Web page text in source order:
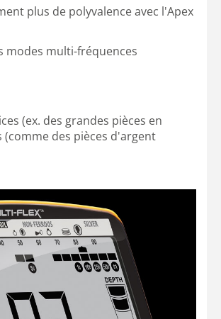
plus de polyvalence avec l'Apex
modes multi-fréquences
(ex. des grandes pièces en
des pièces d'argent